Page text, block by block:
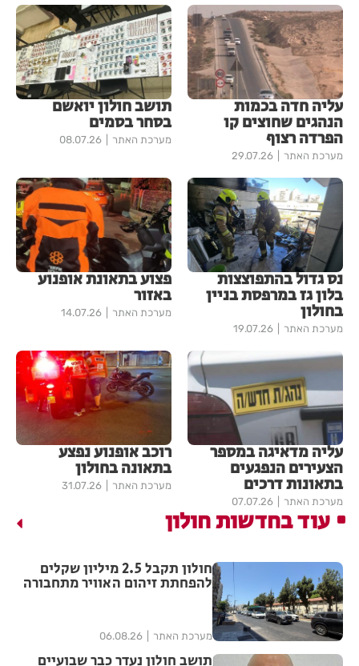
עליה חדה בכמות
הנהגים שחוצים קו
הפרדה רצוף
מערכת האתר 29.07.26
תושב חולון יואשם
בסחר בסמים
מערכת האתר 08.07.26
נס גדול בהתפוצצות
בלון גז במרפסת בניין
בחולון
מערכת האתר 19.07.26
פצוע בתאונת אופנוע
באזור
מערכת האתר 14.07.26
עליה מדאיגה במספר
הצעירים הנפגעים
בתאונות דרכים
מערכת האתר 07.07.26
רוכב אופנוע נפצע
בתאונה בחולון
מערכת האתר 31.07.26
עוד בחדשות חולון
חולון תקבל 2.5 מיליון שקלים
להפחתת זיהום האוויר מתחבורה
מערכת האתר 06.08.26
תושב חולון נעדר כבר שבועיים